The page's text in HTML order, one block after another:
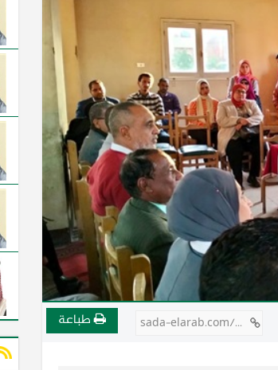
طباعة sada-elarab.com/754235